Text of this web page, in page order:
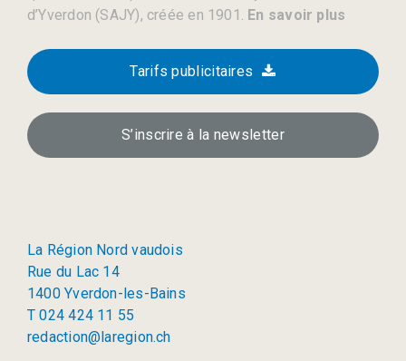
d’Yverdon (SAJY), créée en 1901. En savoir plus
Tarifs publicitaires
S’inscrire à la newsletter
La Région Nord vaudois
Rue du Lac 14
1400 Yverdon-les-Bains
T 024 424 11 55
redaction@laregion.ch